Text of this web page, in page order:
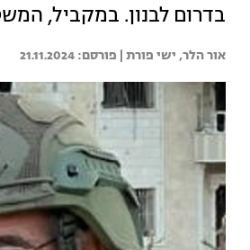
בדרום לבנון. במקביל,
אור הלר, ישי פורת | 21.11.2024